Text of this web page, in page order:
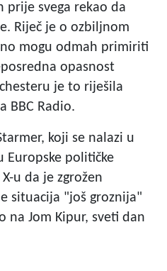
prije svega rekao da
Riječ je o ozbiljnom
mogu odmah primiriti
opasnost
je to riješila
BBC Radio.
koji se nalazi u
Europske političke
u da je zgrožen
situacija "još groznija"
na Jom Kipur, sveti dan